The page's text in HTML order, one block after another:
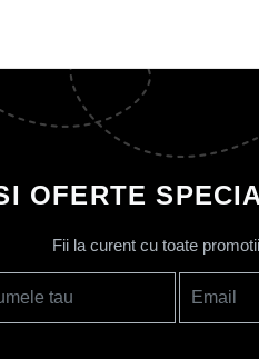
OFERTE
Fii la curent cu toate
tau Email